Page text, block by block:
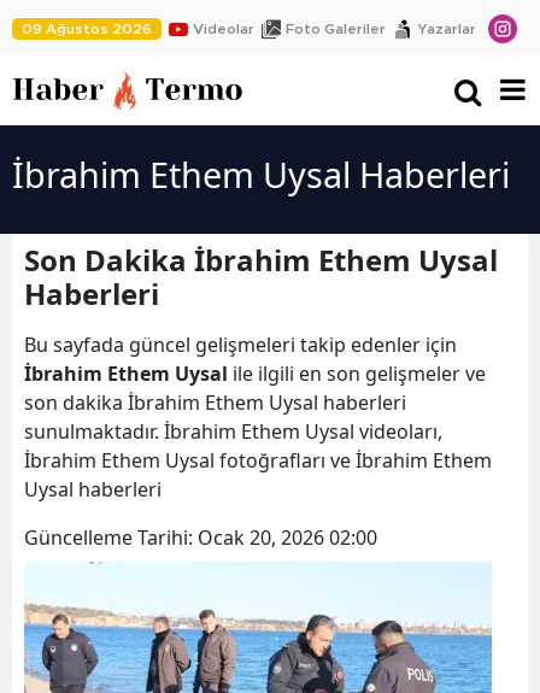
09 Ağustos 2026 Videolar Foto Galeriler Yazarlar
İbrahim Ethem Uysal Haberleri
Son Dakika İbrahim Ethem Uysal
Haberleri
Bu sayfada güncel gelişmeleri takip edenler için
İbrahim Ethem Uysal ile ilgili en son gelişmeler ve
son dakika İbrahim Ethem Uysal haberleri
sunulmaktadır. İbrahim Ethem Uysal videoları,
İbrahim Ethem Uysal fotoğrafları ve İbrahim Ethem
Uysal haberleri
Güncelleme Tarihi: Ocak 20, 2026 02:00